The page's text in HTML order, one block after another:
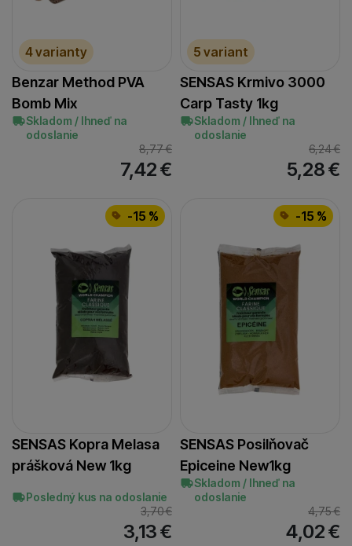
4 varianty
Benzar Method PVA
Bomb Mix
Skladom / Ihneď na
odoslanie
8,77€
7,42€
5 variant
SENSAS Krmivo 3000
Carp Tasty 1kg
Skladom / Ihneď na
odoslanie
6,24€
5,28€
-15 %
SENSAS Kopra Melasa
prášková New 1kg
Posledný kus na odoslanie
3,70€
3,13€
-15 %
SENSAS Posilňovač
Epiceine New1kg
Skladom / Ihneď na
odoslanie
4,75€
4,02€